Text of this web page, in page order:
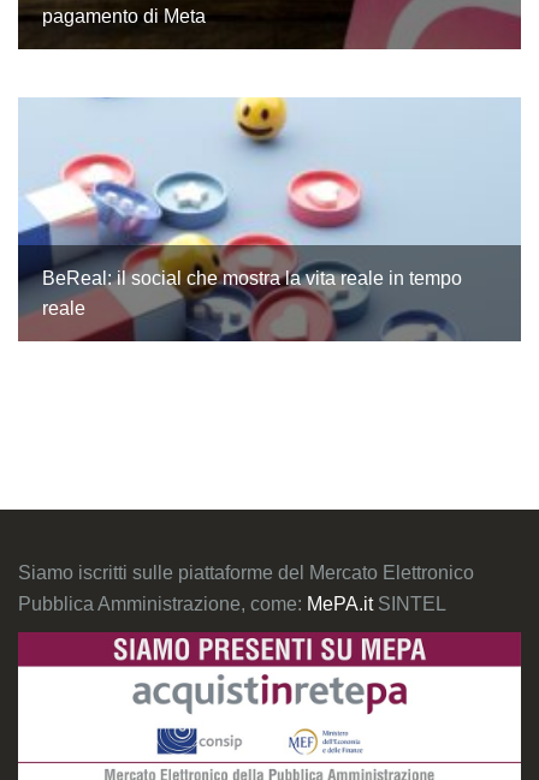
pagamento di Meta
BeReal: il social che mostra la vita reale in tempo
reale
Siamo iscritti sulle piattaforme del Mercato Elettronico
Pubblica Amministrazione, come: MePA.it SINTEL